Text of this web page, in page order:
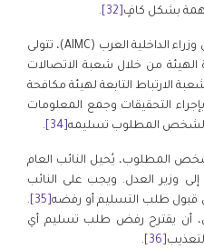
بشكل كافٍ [32]
.
عند تعميم طلب تسليم عبر مجلس وزراء الداخلية العرب (AIMC)، تتولى
الهيئة من خلال شعبة الاتصالات
الارتباط التابعة لهيئة مكافحة
بإجراء التحقيقات وجمع المعلومات
الشخص المطلوب تسليمه[34]
.
المطلوب، يُحيل النائب العام
إلى وزير العدل. ويجب على النائب
قبول طلب التسليم أو رفضه[35]
.
أن يقترح رفض طلب تسليم أي
[36]
.